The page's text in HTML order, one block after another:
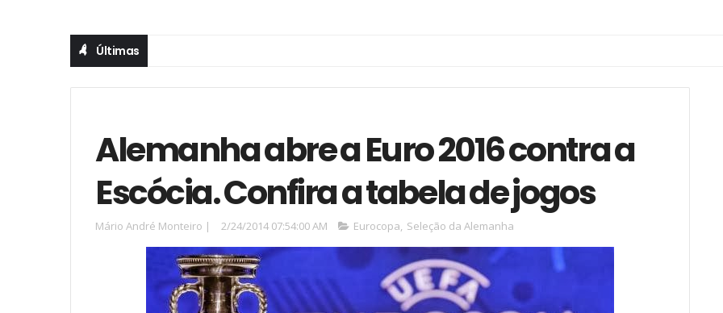
Últimas
Alemanha abre a Euro 2016 contra a
Escócia. Confira a tabela de jogos
Mário André Monteiro | 2/24/2014 07:54:00 AM Eurocopa, Seleção da Alemanha